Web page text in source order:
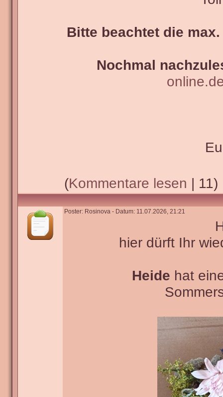
Bitte beachtet die
Nochmal
(Kommentare lesen | 11)
Poster: Rosinova - Datum: 11.07.2026, 21:21
hier dürft Ihr
Heide hat